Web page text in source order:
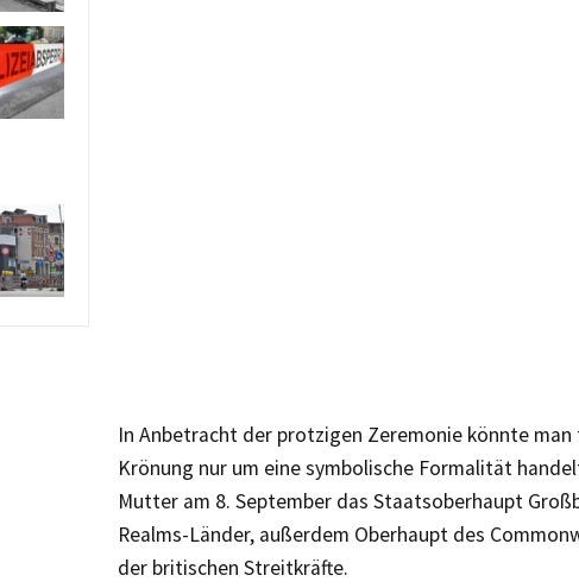
In Anbetracht der protzigen Zeremonie könnte
Krönung nur um eine symbolische Formalität
Mutter am 8. September das Staatsoberhaupt
Realms-Länder, außerdem Oberhaupt des
der britischen Streitkräfte.